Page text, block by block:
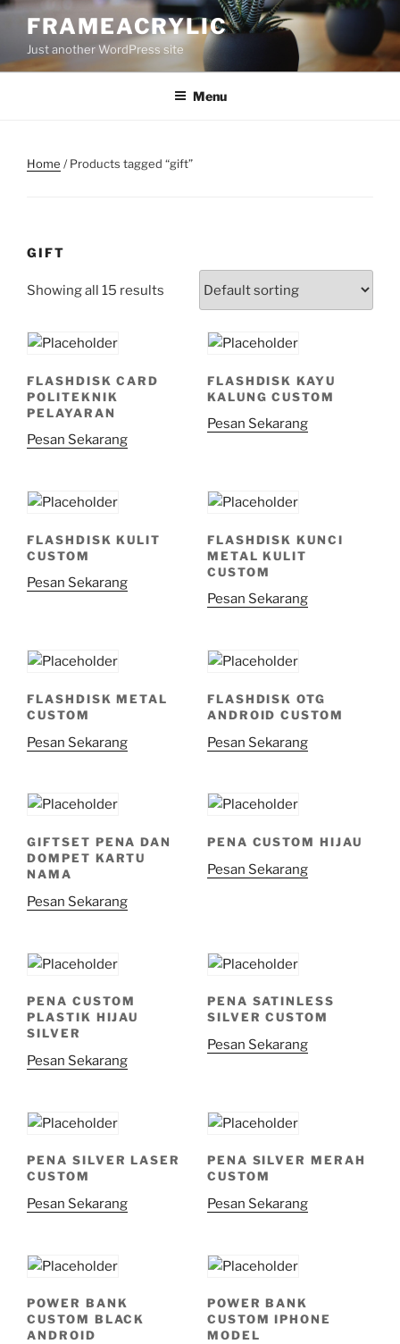
Skip
content
FRAMEACRYLIC
Just another WordPress site
Menu
Home / Products tagged “gift”
GIFT
Showing all 15 results
FLASHDISK CARD
POLITEKNIK
PELAYARAN
Pesan Sekarang
FLASHDISK KAYU
KALUNG CUSTOM
Pesan Sekarang
FLASHDISK KULIT
CUSTOM
Pesan Sekarang
FLASHDISK KUNCI
METAL KULIT
CUSTOM
Pesan Sekarang
FLASHDISK METAL
CUSTOM
Pesan Sekarang
FLASHDISK OTG
ANDROID CUSTOM
Pesan Sekarang
GIFTSET PENA DAN
DOMPET KARTU
NAMA
Pesan Sekarang
PENA CUSTOM HIJAU
Pesan Sekarang
PENA CUSTOM
PLASTIK HIJAU
SILVER
Pesan Sekarang
PENA SATINLESS
SILVER CUSTOM
Pesan Sekarang
PENA SILVER LASER
CUSTOM
Pesan Sekarang
PENA SILVER MERAH
CUSTOM
Pesan Sekarang
POWER BANK
CUSTOM BLACK
ANDROID
POWER BANK
CUSTOM IPHONE
MODEL